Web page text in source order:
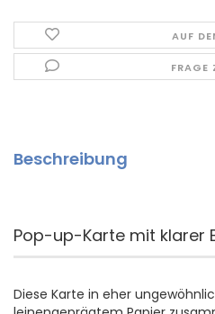
AUF
FRAGE
Beschreibung
Pop-up-Karte mit klarer
Diese Karte in eher